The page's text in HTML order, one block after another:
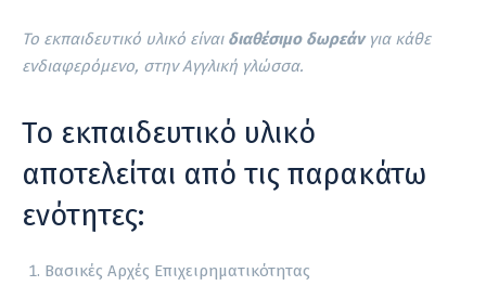
Το εκπαιδευτικό υλικό είναι διαθέσιμο δωρεάνγια κάθε
ενδιαφερόμενο, στην Αγγλική γλώσσα.
Το εκπαιδευτικό υλικό
αποτελείται από τις παρακάτω
ενότητες:
Βασικές Αρχές Επιχειρηματικότητας